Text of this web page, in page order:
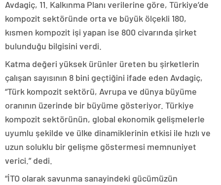
Avdagiç, 11. Kalkınma Planı verilerine göre, Türkiye’de
kompozit sektöründe orta ve büyük ölçekli 180,
kısmen kompozit işi yapan ise 800 civarında şirket
bulunduğu bilgisini verdi.
Katma değeri yüksek ürünler üreten bu şirketlerin
çalışan sayısının 8 bini geçtiğini ifade eden Avdagiç,
“Türk kompozit sektörü, Avrupa ve dünya büyüme
oranının üzerinde bir büyüme gösteriyor. Türkiye
kompozit sektörünün, global ekonomik gelişmelerle
uyumlu şekilde ve ülke dinamiklerinin etkisi ile hızlı ve
uzun soluklu bir gelişme göstermesi memnuniyet
verici.” dedi.
“İTO olarak savunma sanayindeki gücümüzün